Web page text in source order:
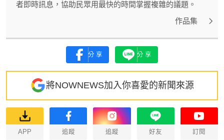
者即時訊息，協助民眾用最快的時間掌握複雜的議題。
作品集
分享 分享
將NOWNEWS加入你喜愛的新聞來源
APP 追蹤 追蹤 好友 訂閱